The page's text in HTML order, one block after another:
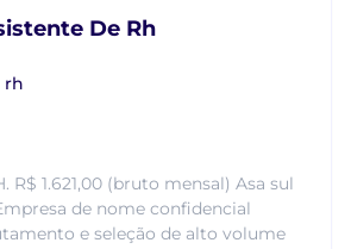
De Rh
rh
R$ 1.621,00 (bruto mensal) Asa sul
de nome confidencial
e seleção de alto volume